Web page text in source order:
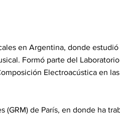
en Argentina, donde
Formó parte del
Electroacústica en
de París, en donde ha